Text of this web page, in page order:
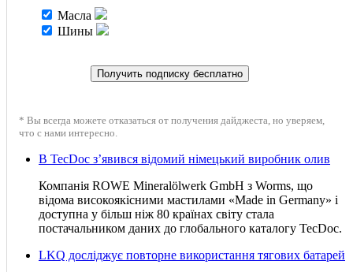
Масла
Шины
* Вы всегда можете отказаться от получения дайджеста, но уверяем,
что с нами интересно.
В TecDoc з’явився відомий німецький виробник олив
Компанія ROWE Mineralölwerk GmbH з Worms, що
відома високоякісними мастилами «Made in Germany» і
доступна у більш ніж 80 країнах світу стала
постачальником даних до глобального каталогу TecDoc.
LKQ досліджує повторне використання тягових батарей